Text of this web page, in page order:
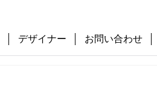
デザイナー お問い合わせ